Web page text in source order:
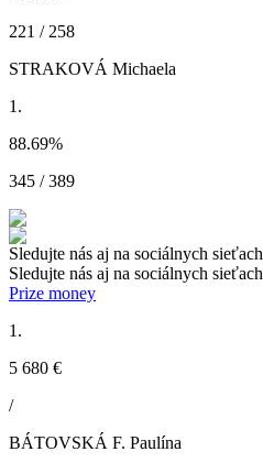
221 / 258
STRAKOVÁ Michaela
1.
88.69%
345 / 389
Sledujte nás aj na sociálnych sieťach
Sledujte nás aj na sociálnych sieťach
Prize money
1.
5 680 €
/
BÁTOVSKÁ F. Paulína